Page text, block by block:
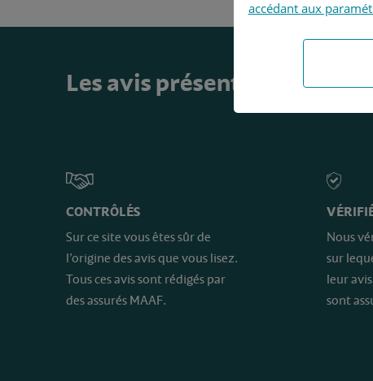
Les avis présents sur ce
CONTRÔLÉS
Sur ce site vous êtes sûr de
l’origine des avis que vous lisez.
Tous ces avis sont rédigés par
des assurés MAAF.
Nous
sur
leur
sont
accédant aux